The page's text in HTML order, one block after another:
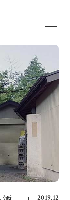
2019.12